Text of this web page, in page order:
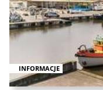
INFORMACJE